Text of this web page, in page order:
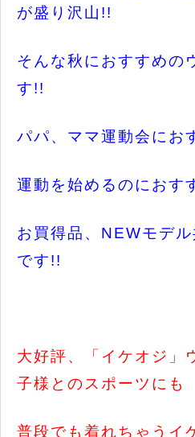
が盛り沢山!!
そんな秋におすすめの
す!!
パパ、ママ運動会にお
運動を始めるのにおす
お買得品、NEWモデ
です!!
大好評、「イケオジ」
子様とのスポーツにも
普段でも着れちゃうイ